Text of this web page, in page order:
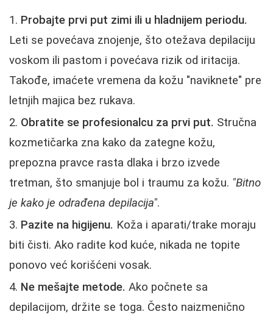
Probajte prvi put zimi ili u hladnijem periodu.
Leti se povećava znojenje, što otežava depilaciju
voskom ili pastom i povećava rizik od iritacija.
Takođe, imaćete vremena da kožu "naviknete" pre
letnjih majica bez rukava.
Obratite se profesionalcu za prvi put. Stručna
kozmetičarka zna kako da zategne kožu,
prepozna pravce rasta dlaka i brzo izvede
tretman, što smanjuje bol i traumu za kožu. "Bitno
je kako je odrađena depilacija".
Pazite na higijenu. Koža i aparati/trake moraju
biti čisti. Ako radite kod kuće, nikada ne topite
ponovo već korišćeni vosak.
Ne mešajte metode. Ako počnete sa
depilacijom, držite se toga. Često naizmenično